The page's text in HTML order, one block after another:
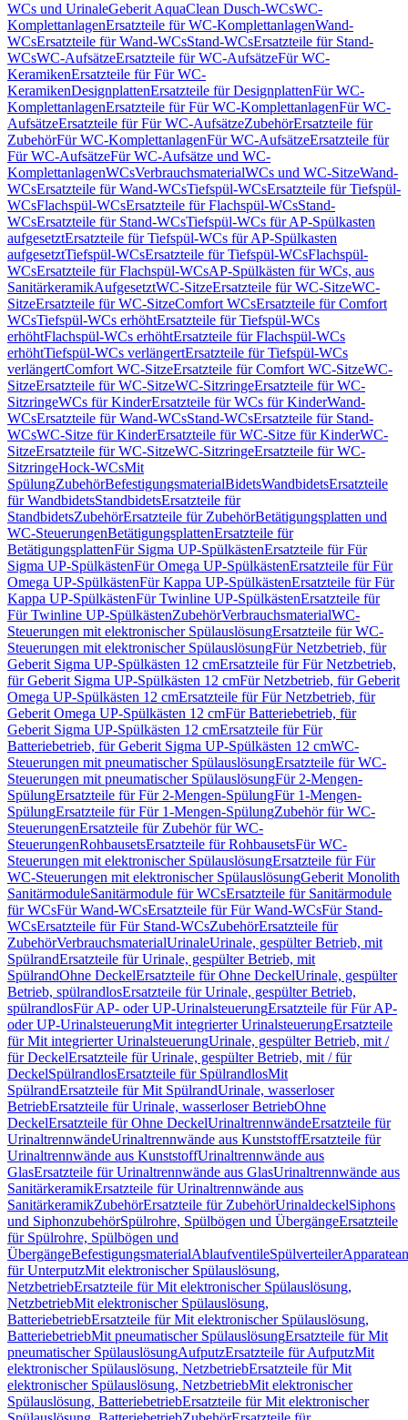
WCs und UrinaleGeberit AquaClean Dusch-WCsWC-
KomplettanlagenErsatzteile für WC-KomplettanlagenWand-
WCsErsatzteile für Wand-WCsStand-WCsErsatzteile für Stand-
WCsWC-AufsätzeErsatzteile für WC-AufsätzeFür WC-
KeramikenErsatzteile für Für WC-
KeramikenDesignplattenErsatzteile für DesignplattenFür WC-
KomplettanlagenErsatzteile für Für WC-KomplettanlagenFür WC-
AufsätzeErsatzteile für Für WC-AufsätzeZubehörErsatzteile für
ZubehörFür WC-KomplettanlagenFür WC-AufsätzeErsatzteile für
Für WC-AufsätzeFür WC-Aufsätze und WC-
KomplettanlagenWCsVerbrauchsmaterialWCs und WC-SitzeWand-
WCsErsatzteile für Wand-WCsTiefspül-WCsErsatzteile für Tiefspül-
WCsFlachspül-WCsErsatzteile für Flachspül-WCsStand-
WCsErsatzteile für Stand-WCsTiefspül-WCs für AP-Spülkasten
aufgesetztErsatzteile für Tiefspül-WCs für AP-Spülkasten
aufgesetztTiefspül-WCsErsatzteile für Tiefspül-WCsFlachspül-
WCsErsatzteile für Flachspül-WCsAP-Spülkästen für WCs, aus
SanitärkeramikAufgesetztWC-SitzeErsatzteile für WC-SitzeWC-
SitzeErsatzteile für WC-SitzeComfort WCsErsatzteile für Comfort
WCsTiefspül-WCs erhöhtErsatzteile für Tiefspül-WCs
erhöhtFlachspül-WCs erhöhtErsatzteile für Flachspül-WCs
erhöhtTiefspül-WCs verlängertErsatzteile für Tiefspül-WCs
verlängertComfort WC-SitzeErsatzteile für Comfort WC-SitzeWC-
SitzeErsatzteile für WC-SitzeWC-SitzringeErsatzteile für WC-
SitzringeWCs für KinderErsatzteile für WCs für KinderWand-
WCsErsatzteile für Wand-WCsStand-WCsErsatzteile für Stand-
WCsWC-Sitze für KinderErsatzteile für WC-Sitze für KinderWC-
SitzeErsatzteile für WC-SitzeWC-SitzringeErsatzteile für WC-
SitzringeHock-WCsMit
SpülungZubehörBefestigungsmaterialBidetsWandbidetsErsatzteile
für WandbidetsStandbidetsErsatzteile für
StandbidetsZubehörErsatzteile für ZubehörBetätigungsplatten und
WC-SteuerungenBetätigungsplattenErsatzteile für
BetätigungsplattenFür Sigma UP-SpülkästenErsatzteile für Für
Sigma UP-SpülkästenFür Omega UP-SpülkästenErsatzteile für Für
Omega UP-SpülkästenFür Kappa UP-SpülkästenErsatzteile für Für
Kappa UP-SpülkästenFür Twinline UP-SpülkästenErsatzteile für
Für Twinline UP-SpülkästenZubehörVerbrauchsmaterialWC-
Steuerungen mit elektronischer SpülauslösungErsatzteile für WC-
Steuerungen mit elektronischer SpülauslösungFür Netzbetrieb, für
Geberit Sigma UP-Spülkästen 12 cmErsatzteile für Für Netzbetrieb,
für Geberit Sigma UP-Spülkästen 12 cmFür Netzbetrieb, für Geberit
Omega UP-Spülkästen 12 cmErsatzteile für Für Netzbetrieb, für
Geberit Omega UP-Spülkästen 12 cmFür Batteriebetrieb, für
Geberit Sigma UP-Spülkästen 12 cmErsatzteile für Für
Batteriebetrieb, für Geberit Sigma UP-Spülkästen 12 cmWC-
Steuerungen mit pneumatischer SpülauslösungErsatzteile für WC-
Steuerungen mit pneumatischer SpülauslösungFür 2-Mengen-
SpülungErsatzteile für Für 2-Mengen-SpülungFür 1-Mengen-
SpülungErsatzteile für Für 1-Mengen-SpülungZubehör für WC-
SteuerungenErsatzteile für Zubehör für WC-
SteuerungenRohbausetsErsatzteile für RohbausetsFür WC-
Steuerungen mit elektronischer SpülauslösungErsatzteile für Für
WC-Steuerungen mit elektronischer SpülauslösungGeberit Monolith
SanitärmoduleSanitärmodule für WCsErsatzteile für Sanitärmodule
für WCsFür Wand-WCsErsatzteile für Für Wand-WCsFür Stand-
WCsErsatzteile für Für Stand-WCsZubehörErsatzteile für
ZubehörVerbrauchsmaterialUrinaleUrinale, gespülter Betrieb, mit
SpülrandErsatzteile für Urinale, gespülter Betrieb, mit
SpülrandOhne DeckelErsatzteile für Ohne DeckelUrinale, gespülter
Betrieb, spülrandlosErsatzteile für Urinale, gespülter Betrieb,
spülrandlosFür AP- oder UP-UrinalsteuerungErsatzteile für Für AP-
oder UP-UrinalsteuerungMit integrierter UrinalsteuerungErsatzteile
für Mit integrierter UrinalsteuerungUrinale, gespülter Betrieb, mit /
für DeckelErsatzteile für Urinale, gespülter Betrieb, mit / für
DeckelSpülrandlosErsatzteile für SpülrandlosMit
SpülrandErsatzteile für Mit SpülrandUrinale, wasserloser
BetriebErsatzteile für Urinale, wasserloser BetriebOhne
DeckelErsatzteile für Ohne DeckelUrinaltrennwändeErsatzteile für
UrinaltrennwändeUrinaltrennwände aus KunststoffErsatzteile für
Urinaltrennwände aus KunststoffUrinaltrennwände aus
GlasErsatzteile für Urinaltrennwände aus GlasUrinaltrennwände aus
SanitärkeramikErsatzteile für Urinaltrennwände aus
SanitärkeramikZubehörErsatzteile für ZubehörUrinaldeckelSiphons
und SiphonzubehörSpülrohre, Spülbögen und ÜbergängeErsatzteile
für Spülrohre, Spülbögen und
ÜbergängeBefestigungsmaterialAblaufventileSpülverteiler
für UnterputzMit elektronischer Spülauslösung,
NetzbetriebErsatzteile für Mit elektronischer Spülauslösung,
NetzbetriebMit elektronischer Spülauslösung,
BatteriebetriebErsatzteile für Mit elektronischer Spülauslösung,
BatteriebetriebMit pneumatischer SpülauslösungErsatzteile für Mit
pneumatischer SpülauslösungAufputzErsatzteile für AufputzMit
elektronischer Spülauslösung, NetzbetriebErsatzteile für Mit
elektronischer Spülauslösung, NetzbetriebMit elektronischer
Spülauslösung, BatteriebetriebErsatzteile für Mit elektronischer